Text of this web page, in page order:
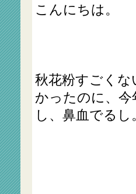
こんにちは。
秋花粉すごく
かったのに、
し、鼻血でる